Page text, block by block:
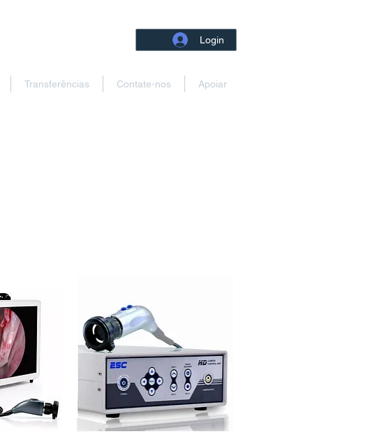
Login
Transferências Contate-nos Apoiar